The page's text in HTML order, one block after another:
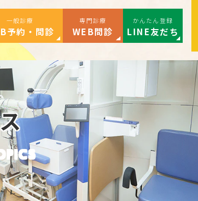
一般診療
予約・問診
専門診療
WEB問診
かんたん登録
LINE友だち